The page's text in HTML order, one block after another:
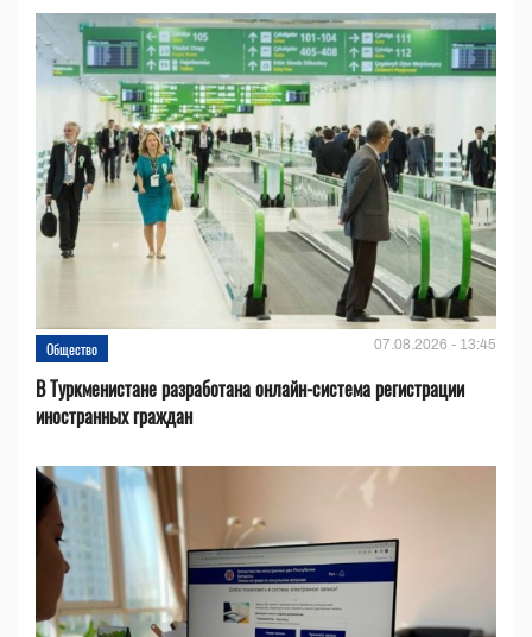
Общество 07.08.2026 - 13:45
В Туркменистане разработана онлайн-система регистрации
иностранных граждан